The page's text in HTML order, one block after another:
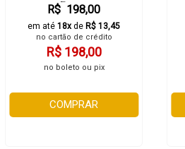
Frase
R$ 198,00
em até 18xde R$ 13,45
no cartão de crédito
R$ 198,00
no boleto ou pix
COMPRAR